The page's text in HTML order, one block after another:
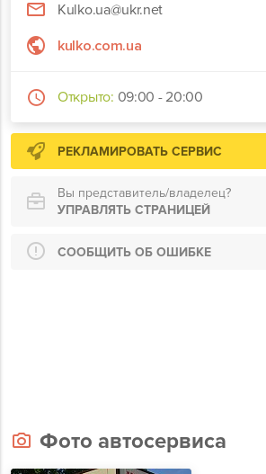
Kulko.ua@ukr.net
kulko.com.ua
Открыто: 09:00 - 20:00
РЕКЛАМИРОВАТЬ СЕРВИС
Вы представитель/владелец?
УПРАВЛЯТЬ СТРАНИЦЕЙ
СООБЩИТЬ ОБ ОШИБКЕ
Фото автосервиса